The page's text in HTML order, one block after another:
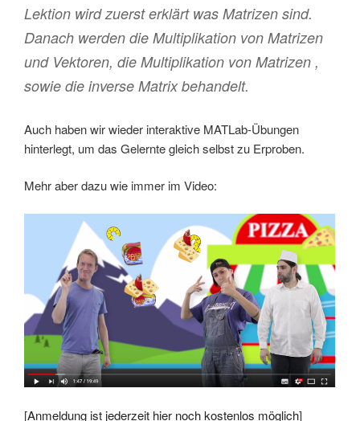
Lektion wird zuerst erklärt was Matrizen sind.
Danach werden die Multiplikation von Matrizen
und Vektoren, die Multiplikation von Matrizen ,
sowie die inverse Matrix behandelt.
Auch haben wir wieder interaktive MATLab-Übungen
hinterlegt, um das Gelernte gleich selbst zu Erproben.
Mehr aber dazu wie immer im Video:
[Anmeldung ist jederzeit hier noch kostenlos möglich]